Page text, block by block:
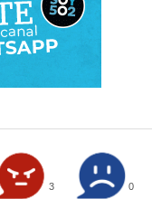
3 0